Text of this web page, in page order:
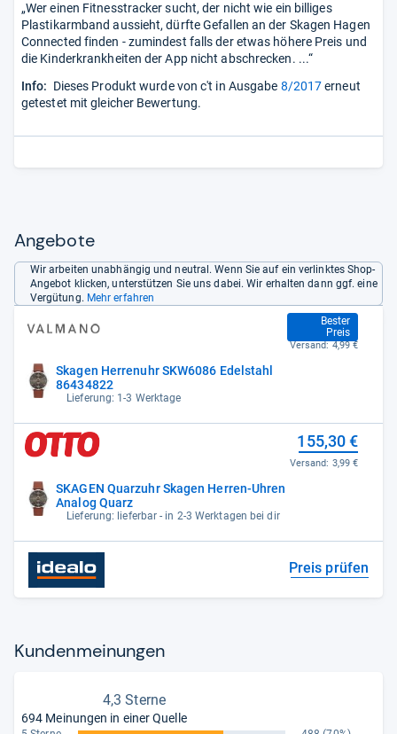
„Wer einen Fitnesstracker sucht, der nicht wie ein billiges
Plastikarmband aussieht, dürfte Gefallen an der Skagen Hagen
Connected finden - zumindest falls der etwas höhere Preis und
die Kinderkrankheiten der App nicht abschrecken. ...“
Info: Dieses Produkt wurde von c't in Ausgabe 8/2017erneut
getestet mit gleicher Bewertung.
Angebote
Wir arbeiten unabhängig und neutral. Wenn Sie auf ein verlinktes Shop-
Angebot klicken, unterstützen Sie uns dabei. Wir erhalten dann ggf. eine
Vergütung. Mehr erfahren
Skagen Herrenuhr SKW6086 Edelstahl
86434822
Lieferung: 1-3 Werktage
Bester
Preis
151,20 €
Versand: 4,99 €
SKAGEN Quarzuhr Skagen Herren-Uhren
Analog Quarz
Lieferung: lieferbar - in 2-3 Werktagen bei dir
155,30 €
Versand: 3,99 €
Preis prüfen
Kun­den­mei­nun­gen
4,3 Sterne
694 Meinungen in einer Quelle